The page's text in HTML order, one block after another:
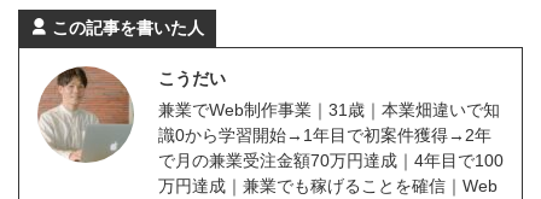
この記事を書いた人
こうだい
兼業でWeb制作事業｜31歳｜本業畑違いで知
識0から学習開始→1年目で初案件獲得→2年
で月の兼業受注金額70万円達成｜4年目で100
万円達成｜兼業でも稼げることを確信｜Web